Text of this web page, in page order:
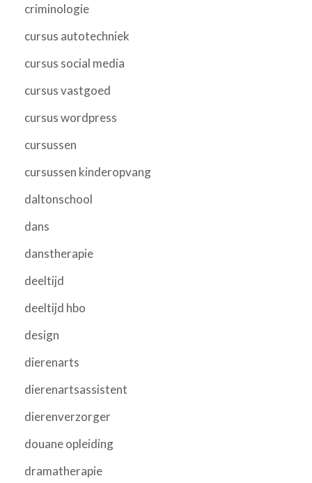
criminologie
cursus autotechniek
cursus social media
cursus vastgoed
cursus wordpress
cursussen
cursussen kinderopvang
daltonschool
dans
danstherapie
deeltijd
deeltijd hbo
design
dierenarts
dierenartsassistent
dierenverzorger
douane opleiding
dramatherapie